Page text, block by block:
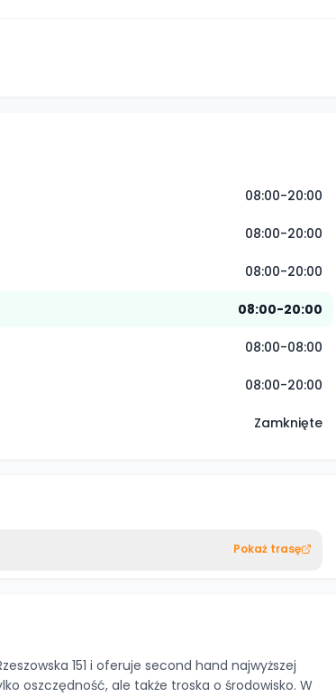
08:00-20:00
08:00-20:00
08:00-20:00
08:00-20:00
08:00-08:00
08:00-20:00
Zamknięte
Pokaż trasę
151 i oferuje second hand najwyższej
oszczędność, ale także troska o środowisko. W